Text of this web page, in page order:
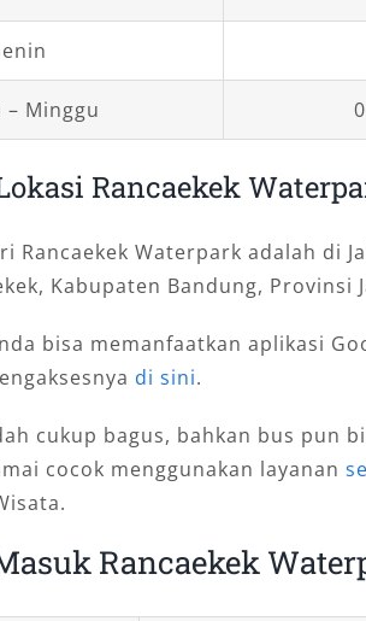
– Minggu
Rancaekek
Rancaekek Waterpark adalah di
Kabupaten Bandung, Provinsi
bisa memanfaatkan aplikasi
di sini.
cukup bagus, bahkan bus pun
cocok menggunakan layanan
Rancaekek